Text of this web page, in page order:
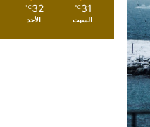
31
℃
السبت
32
℃
الأحد